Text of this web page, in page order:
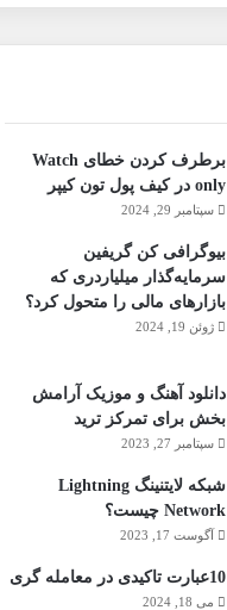
برطرف کردن خطای Watch
only در کیف پول تون کیپر
سپتامبر 29, 2024
بیوگرافی کن گریفین
سرمایه‌گذار میلیاردری که
بازارهای مالی را متحول کرد؟
ژوئن 19, 2024
دانلود آهنگ و موزیک آرامش
بخش برای تمرکز ترید
سپتامبر 27, 2023
شبکه لایتنینگ Lightning
Network چیست؟
آگوست 17, 2023
10عبارت تاکیدی در معامله گری
می 18, 2024